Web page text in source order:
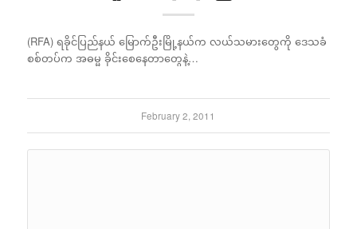
(RFA) ရခိုင်ပြည်နယ် မြောက်ဦးမြို့နယ်က လယ်သမားတွေကို ဒေသခံ
စစ်တပ်က အဓမ္မ ခိုင်းစေနေတာတွေနဲ့…
February 2, 2011